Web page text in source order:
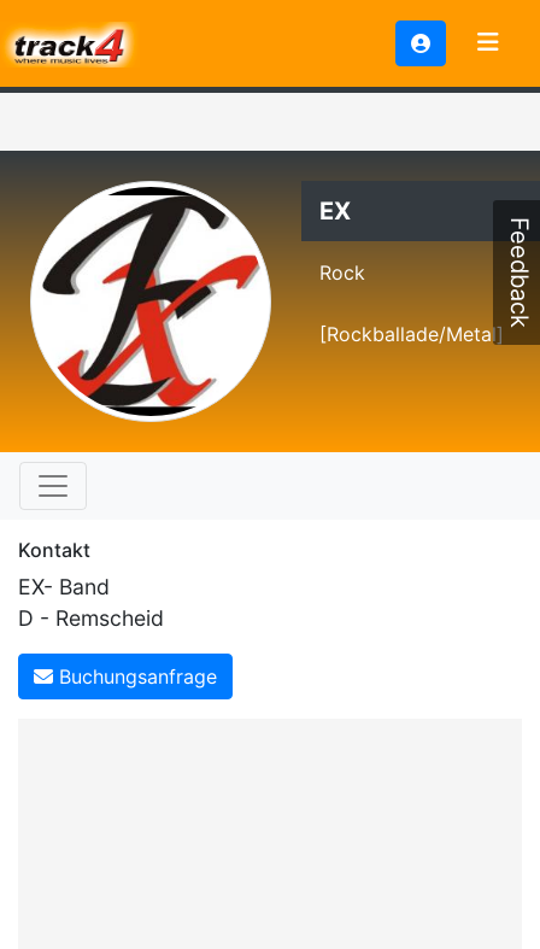
EX
Rock
[Rockballade/Metal]
Kontakt
EX- Band
D - Remscheid
Buchungsanfrage
Feedback